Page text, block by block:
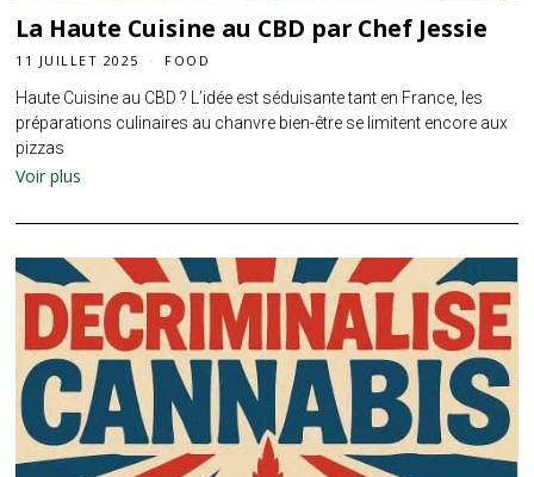
La Haute Cuisine au CBD par Chef Jessie
11 JUILLET 2025 FOOD
Haute Cuisine au CBD ? L’idée est séduisante tant en France, les
préparations culinaires au chanvre bien-être se limitent encore aux
pizzas
Voir plus